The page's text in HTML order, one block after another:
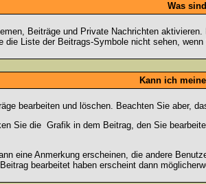
Was
Beiträge und Private Nachrichten
die Liste der Beitrags-Symbole nicht sehen,
Kann ich
bearbeiten und löschen. Beachten Sie aber,
Sie die Grafik in dem Beitrag, den Sie
eine Anmerkung erscheinen, die andere
bearbeitet haben erscheint dann